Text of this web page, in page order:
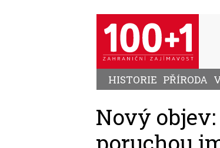
HISTORIE PŘÍRODA
Nový